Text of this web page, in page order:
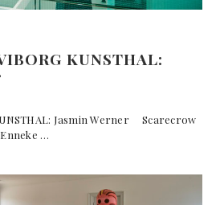
KUNSTHAL:
Jasmin Werner Scarecrow
…